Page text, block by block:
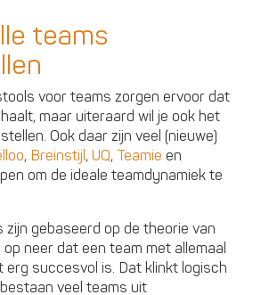
teams
voor teams zorgen ervoor dat
maar uiteraard wil je ook het
Ook daar zijn veel (nieuwe)
, Breinstijl,UQ, Teamieen
om de ideale teamdynamiek te
zijn gebaseerd op de theorie van
op neer dat een team met allemaal
succesvol is. Dat klinkt logisch
veel teams uit